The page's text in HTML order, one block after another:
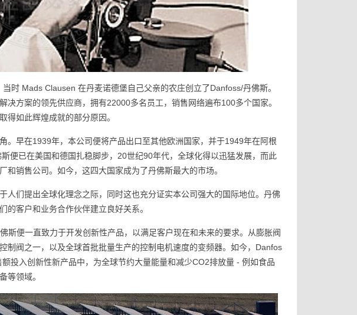
时 Mads Clausen 在丹麦诺德堡自己父亲的农庄创立了Danfoss/丹佛斯。
决方案的领先供应商，拥有22000多名员工，销售网络遍布100多个国家。
得如此辉煌成就的部分原因。
。早在1939年，本公司便将产品出口至其他欧洲国家，并于1949年在阿根
便已在美国和德国扎稳脚步，20世纪90年代，全球化得以迅猛发展，而此
销售公司。如今，这四大国家成为了丹佛斯最大的市场。
人们提出全球化理念之际，同时这也充分证实本公司强大的国际地位。丹佛
的客户和业务合作伙伴建立良好关系。
斯便一直致力于开发创新性产品，以满足客户现在和未来的要求。从膨胀阀
制阀之一，以及全球首批批量生产的控制电机速度的变频器。如今，Danfos
投入创新性新产品中，为全球节约大量能量和减少CO2排放量 - 例如食品
等领域。